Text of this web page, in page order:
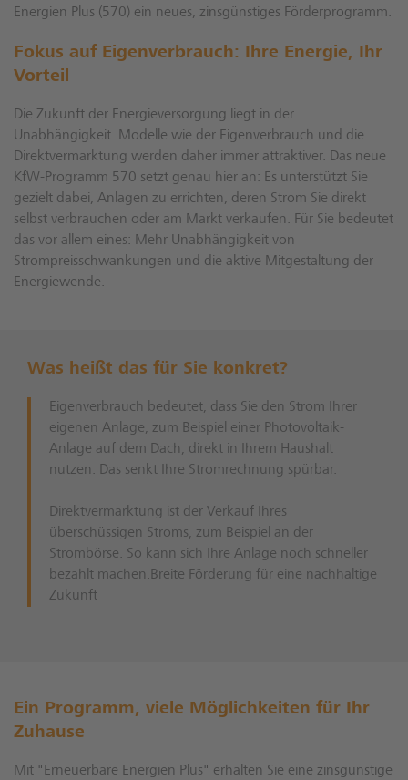
Energien Plus (570) ein neues, zinsgünstiges Förderprogramm.
Fokus auf Eigenverbrauch: Ihre Energie, Ihr
Vorteil
Die Zukunft der Energieversorgung liegt in der
Unabhängigkeit. Modelle wie der Eigenverbrauch und die
Direktvermarktung werden daher immer attraktiver. Das neue
KfW-Programm 570 setzt genau hier an: Es unterstützt Sie
gezielt dabei, Anlagen zu errichten, deren Strom Sie direkt
selbst verbrauchen oder am Markt verkaufen. Für Sie bedeutet
das vor allem eines: Mehr Unabhängigkeit von
Strompreisschwankungen und die aktive Mitgestaltung der
Energiewende.
Was heißt das für Sie konkret?
Eigenverbrauch bedeutet, dass Sie den Strom Ihrer
eigenen Anlage, zum Beispiel einer Photovoltaik-
Anlage auf dem Dach, direkt in Ihrem Haushalt
nutzen. Das senkt Ihre Stromrechnung spürbar.
Direktvermarktung ist der Verkauf Ihres
überschüssigen Stroms, zum Beispiel an der
Strombörse. So kann sich Ihre Anlage noch schneller
bezahlt machen.Breite Förderung für eine nachhaltige
Zukunft
Ein Programm, viele Möglichkeiten für Ihr
Zuhause
Mit "Erneuerbare Energien Plus" erhalten Sie eine zinsgünstige